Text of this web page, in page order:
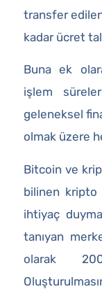
transfer
kadar ücret
Buna ek
işlem
geleneksel
olmak üzere
Bitcoin ve
bilinen kripto
ihtiyaç
tanıyan
olarak